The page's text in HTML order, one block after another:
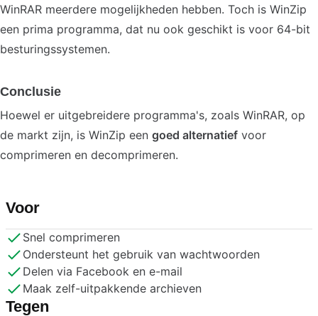
WinRAR meerdere mogelijkheden hebben. Toch is WinZip
een prima programma, dat nu ook geschikt is voor 64-bit
besturingssystemen.
Conclusie
Hoewel er uitgebreidere programma's, zoals WinRAR, op
de markt zijn, is WinZip een goed alternatief voor
comprimeren en decomprimeren.
Voor
Snel comprimeren
Ondersteunt het gebruik van wachtwoorden
Delen via Facebook en e-mail
Maak zelf-uitpakkende archieven
Tegen